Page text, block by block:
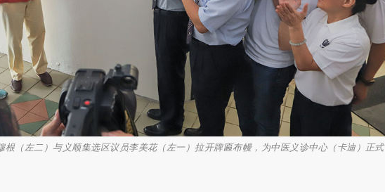
根（左二）与义顺集选区议员李美花（左一）拉开牌匾布幔，为中医义诊中心（卡迪）正式